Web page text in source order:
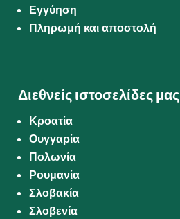
Εγγύηση
Πληρωμή και αποστολή
Διεθνείς ιστοσελίδες μας
Κροατία
Ουγγαρία
Πολωνία
Ρουμανία
Σλοβακία
Σλοβενία